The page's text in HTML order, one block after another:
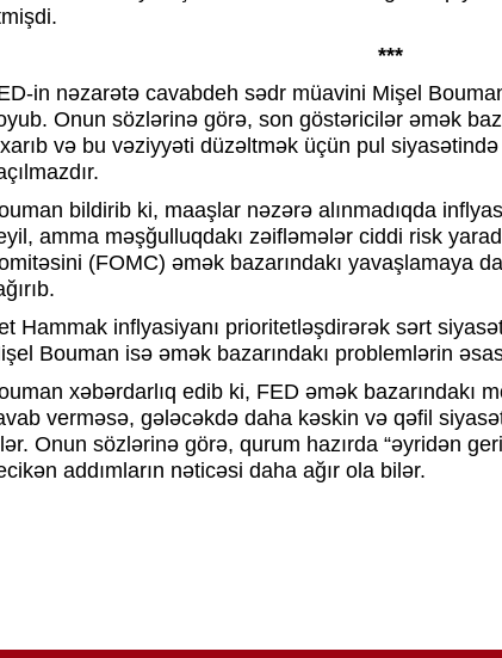
***
in nəzarətə cavabdeh sədr müavini Mişel
Onun sözlərinə görə, son göstəricilər əmək
və bu vəziyyəti düzəltmək üçün pul siyasətində
bildirib ki, maaşlar nəzərə alınmadıqda
amma məşğulluqdakı zəifləmələr ciddi risk
(FOMC) əmək bazarındakı yavaşlamaya
Hammak inflyasiyanı prioritetləşdirərək sərt
Bouman isə əmək bazarındakı problemlərin
xəbərdarlıq edib ki, FED əmək bazarındakı
verməsə, gələcəkdə daha kəskin və qəfil
Onun sözlərinə görə, qurum hazırda “əyridən
addımların nəticəsi daha ağır ola bilər.